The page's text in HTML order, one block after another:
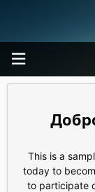
This is a
today to
to participate